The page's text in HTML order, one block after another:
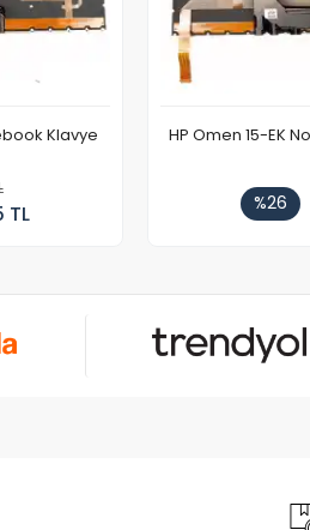
Klavye
TL
HP Omen 15-EK
%26